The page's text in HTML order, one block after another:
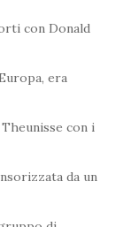
con Donald
era
con i
da un